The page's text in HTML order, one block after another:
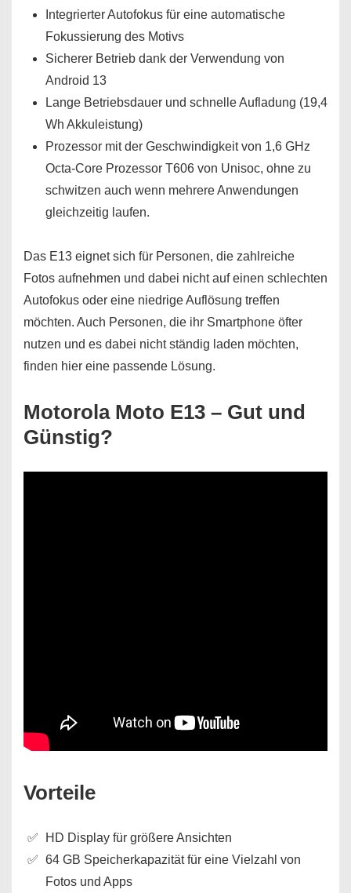
Integrierter Autofokus für eine automatische
Fokussierung des Motivs
Sicherer Betrieb dank der Verwendung von
Android 13
Lange Betriebsdauer und schnelle Aufladung (19,4
Wh Akkuleistung)
Prozessor mit der Geschwindigkeit von 1,6 GHz
Octa-Core Prozessor T606 von Unisoc, ohne zu
schwitzen auch wenn mehrere Anwendungen
gleichzeitig laufen.
Das E13 eignet sich für Personen, die zahlreiche
Fotos aufnehmen und dabei nicht auf einen schlechten
Autofokus oder eine niedrige Auflösung treffen
möchten. Auch Personen, die ihr Smartphone öfter
nutzen und es dabei nicht ständig laden möchten,
finden hier eine passende Lösung.
Motorola Moto E13 – Gut und
Günstig?
Vorteile
HD Display für größere Ansichten
64 GB Speicherkapazität für eine Vielzahl von
Fotos und Apps